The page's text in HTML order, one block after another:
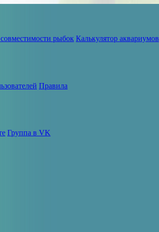
совместимости рыбок Калькулятор аквариумов
Правила
Группа в VK